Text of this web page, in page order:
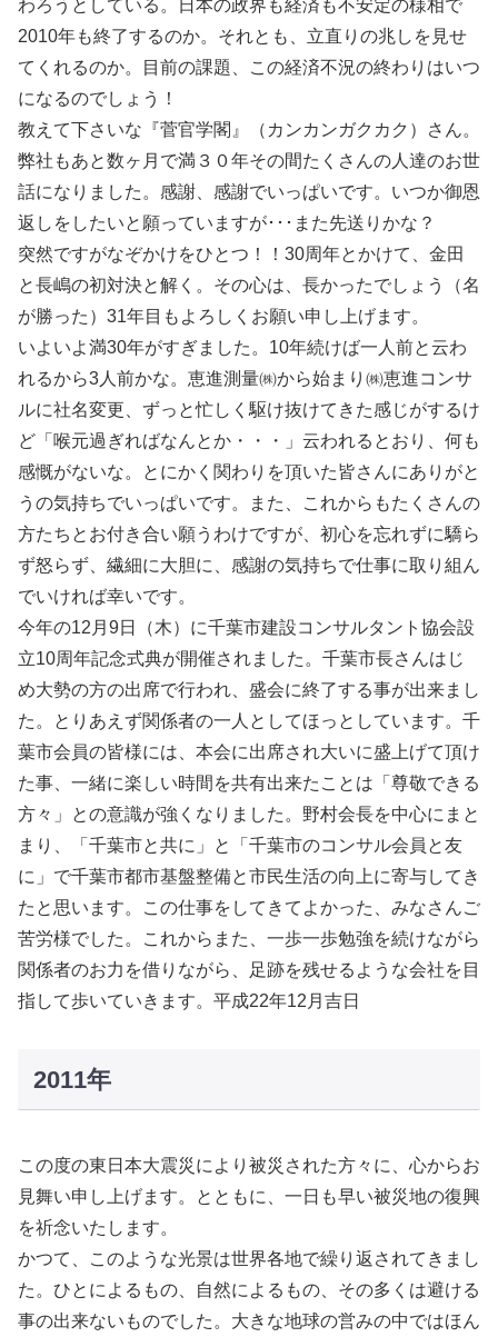
わろうとしている。日本の政界も経済も不安定の様相で
2010年も終了するのか。それとも、立直りの兆しを見せ
てくれるのか。目前の課題、この経済不況の終わりはいつ
になるのでしょう！
教えて下さいな『菅官学閣』（カンカンガクカク）さん。
弊社もあと数ヶ月で満３０年その間たくさんの人達のお世
話になりました。感謝、感謝でいっぱいです。いつか御恩
返しをしたいと願っていますが･･･また先送りかな？
突然ですがなぞかけをひとつ！！30周年とかけて、金田
と長嶋の初対決と解く。その心は、長かったでしょう（名
が勝った）31年目もよろしくお願い申し上げます。
いよいよ満30年がすぎました。10年続けば一人前と云わ
れるから3人前かな。恵進測量㈱から始まり㈱恵進コンサ
ルに社名変更、ずっと忙しく駆け抜けてきた感じがするけ
ど「喉元過ぎればなんとか・・・」云われるとおり、何も
感慨がないな。とにかく関わりを頂いた皆さんにありがと
うの気持ちでいっぱいです。また、これからもたくさんの
方たちとお付き合い願うわけですが、初心を忘れずに驕ら
ず怒らず、繊細に大胆に、感謝の気持ちで仕事に取り組ん
でいければ幸いです。
今年の12月9日（木）に千葉市建設コンサルタント協会設
立10周年記念式典が開催されました。千葉市長さんはじ
め大勢の方の出席で行われ、盛会に終了する事が出来まし
た。とりあえず関係者の一人としてほっとしています。千
葉市会員の皆様には、本会に出席され大いに盛上げて頂け
た事、一緒に楽しい時間を共有出来たことは「尊敬できる
方々」との意識が強くなりました。野村会長を中心にまと
まり、「千葉市と共に」と「千葉市のコンサル会員と友
に」で千葉市都市基盤整備と市民生活の向上に寄与してき
たと思います。この仕事をしてきてよかった、みなさんご
苦労様でした。これからまた、一歩一歩勉強を続けながら
関係者のお力を借りながら、足跡を残せるような会社を目
指して歩いていきます。平成22年12月吉日
2011年
この度の東日本大震災により被災された方々に、心からお
見舞い申し上げます。とともに、一日も早い被災地の復興
を祈念いたします。
かつて、このような光景は世界各地で繰り返されてきまし
た。ひとによるもの、自然によるもの、その多くは避ける
事の出来ないものでした。大きな地球の営みの中ではほん